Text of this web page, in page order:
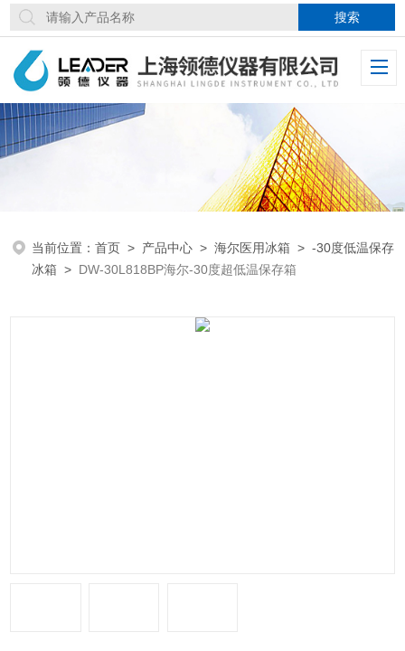
当前位置：首页 > 产品中心 >海尔医用冰箱 >-30度低温保存
冰箱 > DW-30L818BP海尔-30度超低温保存箱